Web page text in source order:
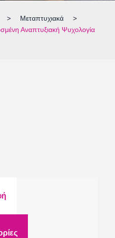
> Μεταπτυχιακά
>
Αναπτυξιακή Ψυχολογία